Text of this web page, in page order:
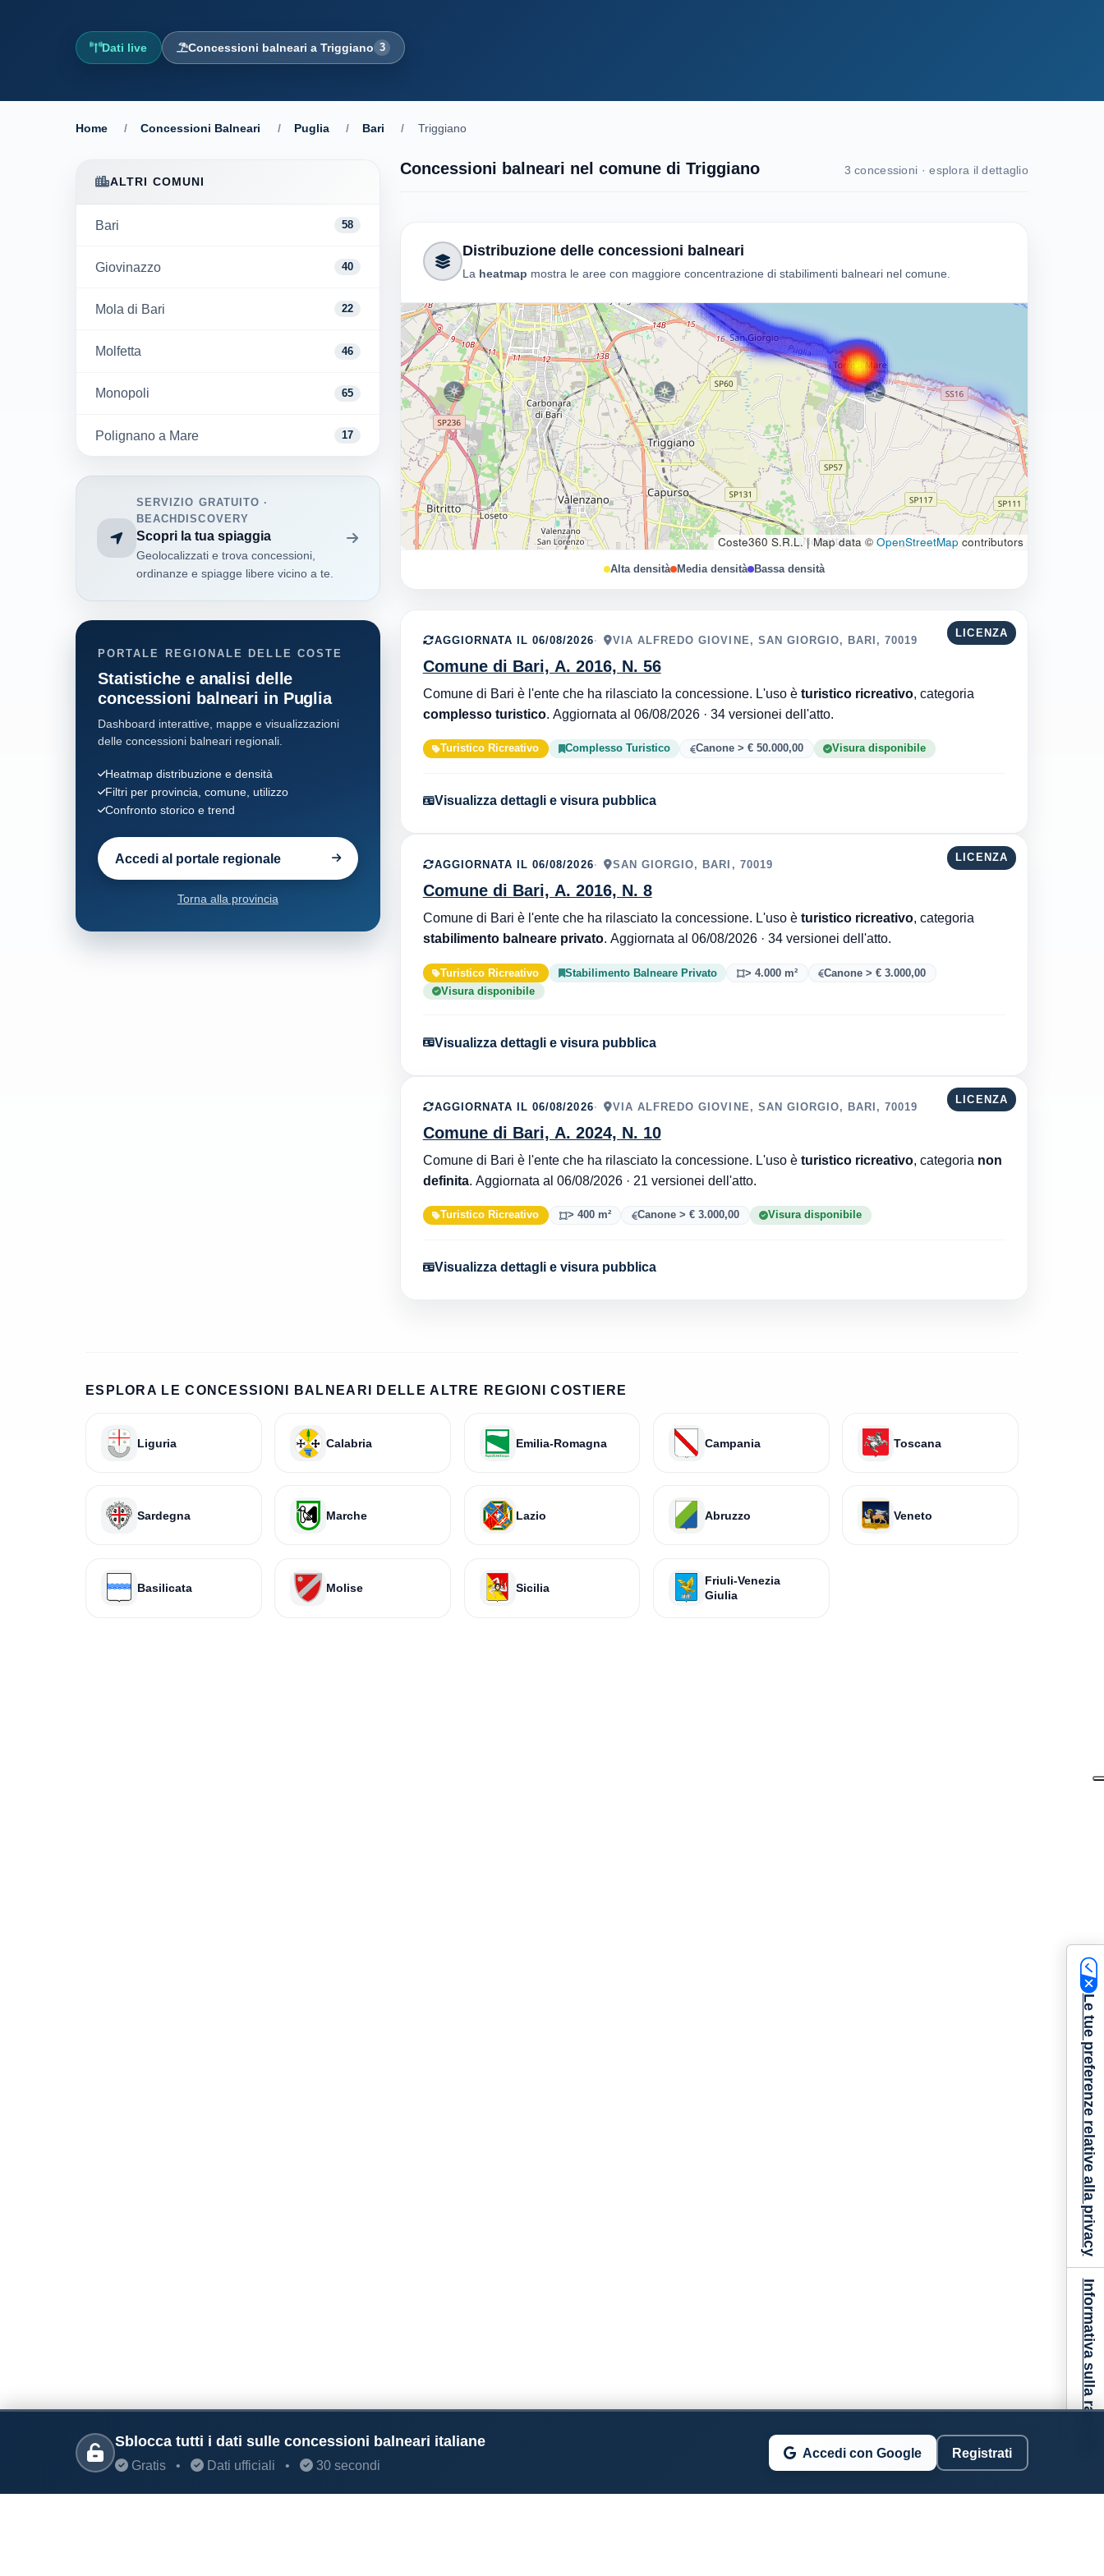
Dati live Concessioni balneari a Triggiano 3
Home / Concessioni Balneari / Puglia / Bari / Triggiano
ALTRI COMUNI
Bari 58
Giovinazzo 40
Mola di Bari 22
Molfetta 46
Monopoli 65
Polignano a Mare 17
SERVIZIO GRATUITO ·
BEACHDISCOVERY
Scopri la tua spiaggia
Geolocalizzati e trova concessioni,
ordinanze e spiagge libere vicino a te.
PORTALE REGIONALE DELLE COSTE
Statistiche e analisi delle
concessioni balneari in Puglia
Dashboard interattive, mappe e visualizzazioni
delle concessioni balneari regionali.
Heatmap distribuzione e densità
Filtri per provincia, comune, utilizzo
Confronto storico e trend
Accedi al portale regionale
Torna alla provincia
Concessioni balneari nel comune di Triggiano 3 concessioni · esplora il dettaglio
Distribuzione delle concessioni balneari
La heatmap mostra le aree con maggiore concentrazione di stabilimenti balneari nel comune.
Coste360 S.R.L.|Map data © OpenStreetMap contributors
Alta densità Media densità Bassa densità
LICENZA
AGGIORNATA IL 06/08/2026 VIA ALFREDO GIOVINE, SAN GIORGIO, BARI, 70019
Comune di Bari, A. 2016, N. 56
Comune di Bari è l'ente che ha rilasciato la concessione. L'uso è turistico ricreativo , categoria
complesso turistico
. Aggiornata al 06/08/2026 · 34 versionei dell'atto.
Turistico Ricreativo Complesso Turistico Canone > € 50.000,00 Visura disponibile
Visualizza dettagli e visura pubblica
LICENZA
AGGIORNATA IL 06/08/2026 SAN GIORGIO, BARI, 70019
Comune di Bari, A. 2016, N. 8
Comune di Bari è l'ente che ha rilasciato la concessione. L'uso è turistico ricreativo , categoria
stabilimento balneare privato
. Aggiornata al 06/08/2026 · 34 versionei dell'atto.
Turistico Ricreativo Stabilimento Balneare Privato > 4.000 m²
Canone > € 3.000,00
Visura disponibile
Visualizza dettagli e visura pubblica
LICENZA
AGGIORNATA IL 06/08/2026 VIA ALFREDO GIOVINE, SAN GIORGIO, BARI, 70019
Comune di Bari, A. 2024, N. 10
Comune di Bari è l'ente che ha rilasciato la concessione. L'uso è turistico ricreativo , categoria non
definita
. Aggiornata al 06/08/2026 · 21 versionei dell'atto.
Turistico Ricreativo > 400 m² Canone > € 3.000,00 Visura disponibile
Visualizza dettagli e visura pubblica
ESPLORA LE CONCESSIONI BALNEARI DELLE ALTRE REGIONI COSTIERE
Liguria Calabria Emilia-Romagna Campania Toscana
Sardegna Marche Lazio Abruzzo Veneto
Basilicata Molise Sicilia
Friuli-Venezia
Giulia
Sblocca tutti i dati sulle concessioni balneari italiane
Gratis • Dati ufficiali • 30 secondi
Accedi con Google Registrati
Le tue preferenze relative alla privacy
Informativa sulla raccolta